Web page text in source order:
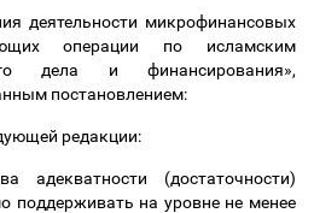
деятельности микрофинансовых
операции по исламским
дела и финансирования»,
постановлением:
редакции:
адекватности (достаточности)
поддерживать на уровне не менее